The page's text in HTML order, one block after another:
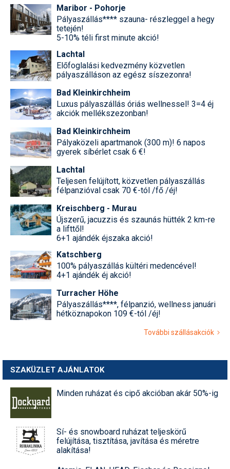
Maribor - Pohorje
Pályaszállás**** szauna- részleggel a hegy
tetején!
5-10% téli first minute akció!
Lachtal
Előfoglalási kedvezmény közvetlen
pályaszálláson az egész síszezonra!
Bad Kleinkirchheim
Luxus pályaszállás óriás wellnessel! 3=4 éj
akciók mellékszezonban!
Bad Kleinkirchheim
Pályaközeli apartmanok (300 m)! 6 napos
gyerek síbérlet csak 6 €!
Lachtal
Teljesen felújított, közvetlen pályaszállás
félpanzióval csak 70 €-tól /fő /éj!
Kreischberg - Murau
Újszerű, jacuzzis és szaunás hütték 2 km-re
a lifttől!
6+1 ajándék éjszaka akció!
Katschberg
100% pályaszállás kültéri medencével!
4+1 ajándék éj akció!
Turracher Höhe
Pályaszállás****, félpanzió, wellness januári
hétköznapokon 109 €-tól /éj!
További szállásakciók
SZAKÜZLET AJÁNLATOK
Minden ruházat és cipő akcióban akár 50%-ig
Sí- és snowboard ruházat teljeskörű
felújítása, tisztítása, javítása és méretre
alakítása!